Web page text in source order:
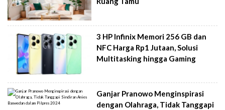
3 HP Infinix Memori 256 GB dan
NFC Harga Rp1 Jutaan, Solusi
Multitasking hingga Gaming
Ganjar Pranowo Menginspirasi
dengan Olahraga, Tidak Tanggapi